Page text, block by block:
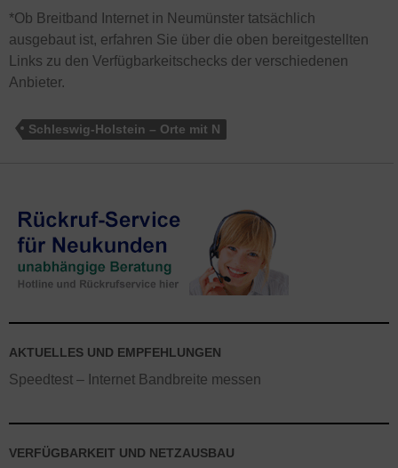
*Ob Breitband Internet in Neumünster tatsächlich
ausgebaut ist, erfahren Sie über die oben bereitgestellten
Links zu den Verfügbarkeitschecks der verschiedenen
Anbieter.
Schleswig-Holstein – Orte mit N
AKTUELLES UND EMPFEHLUNGEN
Speedtest – Internet Bandbreite messen
VERFÜGBARKEIT UND NETZAUSBAU